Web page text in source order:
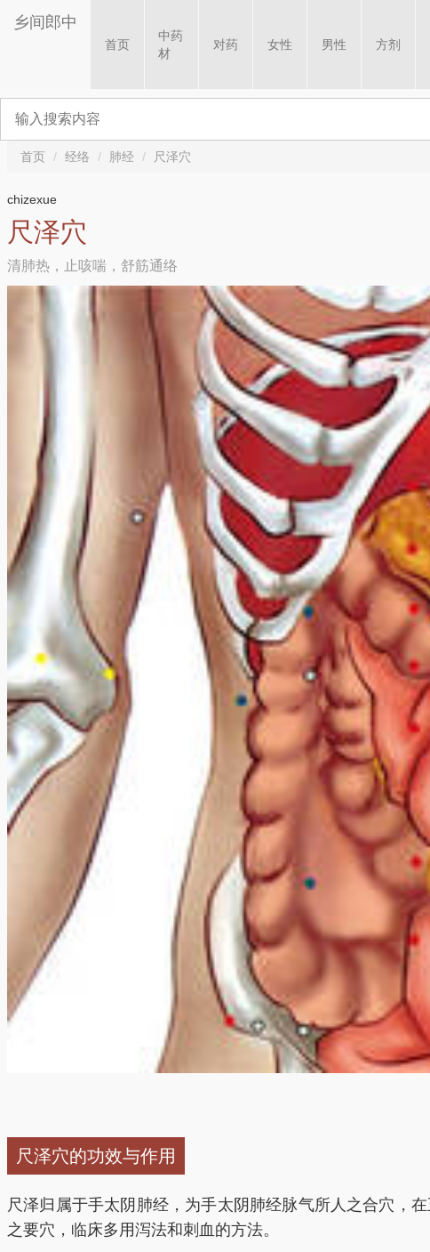
乡间郎中
首页
中药
材
对药 女性 男性 方剂
首页 经络 肺经 尺泽穴
chizexue
尺泽穴
清肺热，止咳喘，舒筋通络
尺泽穴的功效与作用
尺泽归属于手太阴肺经，为手太阴肺经脉气所人之合穴，
之要穴，临床多用泻法和刺血的方法。